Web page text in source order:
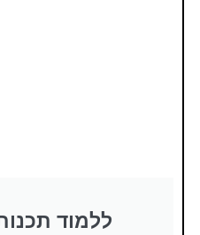
ללמוד